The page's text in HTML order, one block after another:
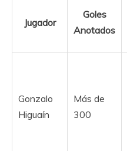
Jugador
Goles
Anotados
Gonzalo
Higuaín
Más de
300